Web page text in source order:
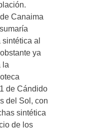
Canaima
al
ya
la
de Cándido
del Sol, con
sintética
de los